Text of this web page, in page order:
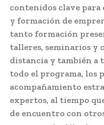
contenidos clave para
y formación de
tanto formación
talleres, seminarios y
distancia y también a
todo el programa, los
acompañamiento
expertos, al tiempo
de encuentro con